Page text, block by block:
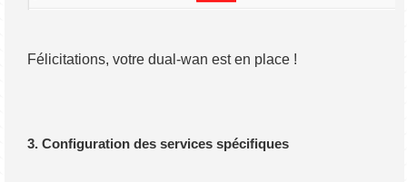
Félicitations, votre dual-wan est en place !
3. Configuration des services spécifiques